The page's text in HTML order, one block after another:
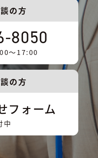
の方
8050
〜17:00
の方
フォーム
中